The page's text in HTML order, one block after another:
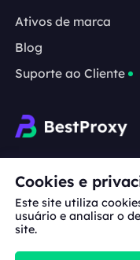
Ativos de marca
Blog
Suporte ao Cliente
Cooperação:
Sobre
nós
marca
Cookies e
Este site utiliza
usuário e analisar o
site.